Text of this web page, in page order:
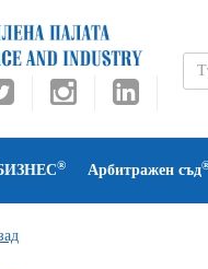
® Арбитражен съд